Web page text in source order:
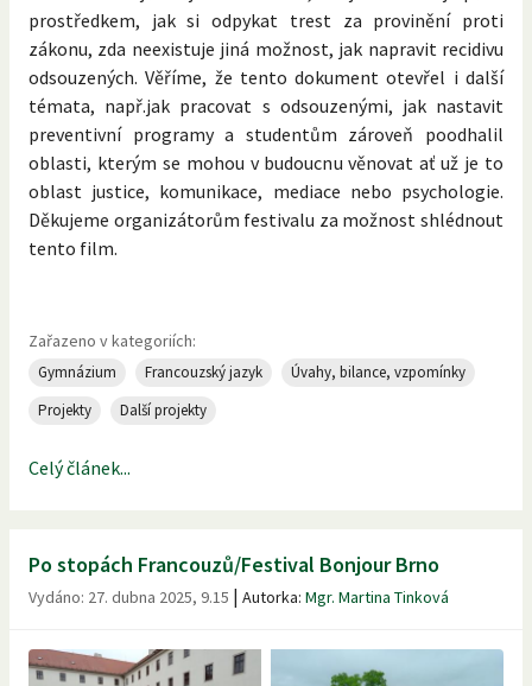
prostředkem, jak si odpykat trest za provinění proti
zákonu, zda neexistuje jiná možnost, jak napravit recidivu
odsouzených. Věříme, že tento dokument otevřel i další
témata, např.jak pracovat s odsouzenými, jak nastavit
preventivní programy a studentům zároveň poodhalil
oblasti, kterým se mohou v budoucnu věnovat ať už je to
oblast justice, komunikace, mediace nebo psychologie.
Děkujeme organizátorům festivalu za možnost shlédnout
tento film.
Zařazeno v kategoriích:
Gymnázium Francouzský jazyk
Úvahy, bilance, vzpomínky
Projekty
Další projekty
Celý článek...
Po stopách Francouzů/Festival Bonjour Brno
Vydáno: 27. dubna 2025, 9.15 | Autorka: Mgr. Martina Tinková